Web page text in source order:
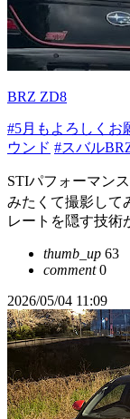
BRZ ZD8
#5月もよろしくお
ウンド #スバル
STIパフォーマン
みたくて撮影して
レートを隠す技術
thumb_up 63
comment0
2026/05/04 11:09